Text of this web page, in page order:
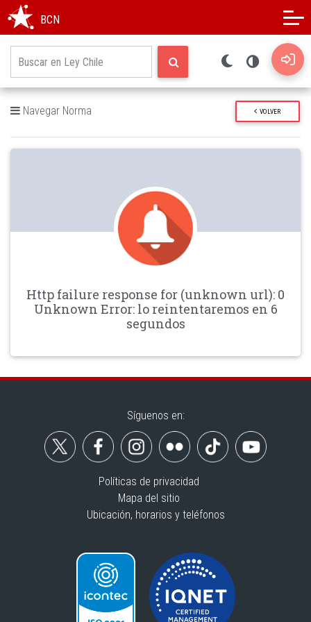
BCN
Navegar Norma VOLVER
Http failure response for (unknown url): 0
Unknown Error: lo reintentaremos en 6
segundos
Síguenos en:
Políticas de privacidad
Mapa del sitio
Ubicación, horarios y teléfonos